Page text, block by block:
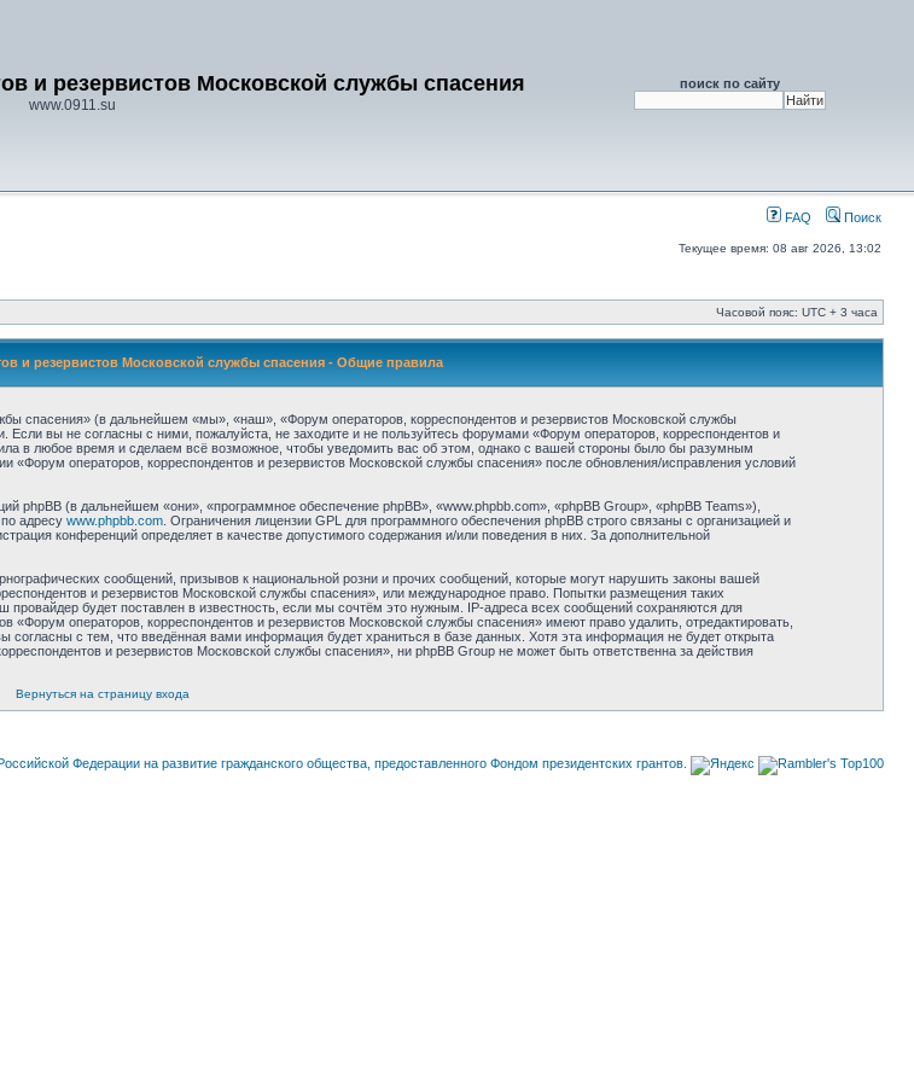
и резервистов Московской службы спасения
www.0911.su
поиск по сайту
FAQ Поиск
Текущее время: 08 авг 2026, 13:02
Часовой пояс: UTC + 3 часа
и резервистов Московской службы спасения - Общие правила
спасения» (в дальнейшем «мы», «наш», «Форум операторов, корреспондентов и резервистов Московской службы
вы не согласны с ними, пожалуйста, не заходите и не пользуйтесь форумами «Форум операторов, корреспондентов и
в любое время и сделаем всё возможное, чтобы уведомить вас об этом, однако с вашей стороны было бы разумным
«Форум операторов, корреспондентов и резервистов Московской службы спасения» после обновления/исправления условий
(в дальнейшем «они», «программное обеспечение phpBB», «www.phpbb.com», «phpBB Group», «phpBB Teams»),
адресу www.phpbb.com. Ограничения лицензии GPL для программного обеспечения phpBB строго связаны с организацией и
конференций определяет в качестве допустимого содержания и/или поведения в них. За дополнительной
сообщений, призывов к национальной розни и прочих сообщений, которые могут нарушить законы вашей
и резервистов Московской службы спасения», или международное право. Попытки размещения таких
будет поставлен в известность, если мы сочтём это нужным. IP-адреса всех сообщений сохраняются для
операторов, корреспондентов и резервистов Московской службы спасения» имеют право удалить, отредактировать,
с тем, что введённая вами информация будет храниться в базе данных. Хотя эта информация не будет открыта
и резервистов Московской службы спасения», ни phpBB Group не может быть ответственна за действия
Вернуться на страницу входа